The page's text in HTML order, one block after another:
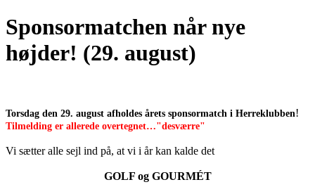
Sponsormatchen når nye
højder! (29. august)
Torsdag den 29. august afholdes årets sponsormatch i Herreklubben!
Tilmelding er allerede overtegnet…"desværre"
Vi sætter alle sejl ind på, at vi i år kan kalde det
GOLF og GOURMÉT